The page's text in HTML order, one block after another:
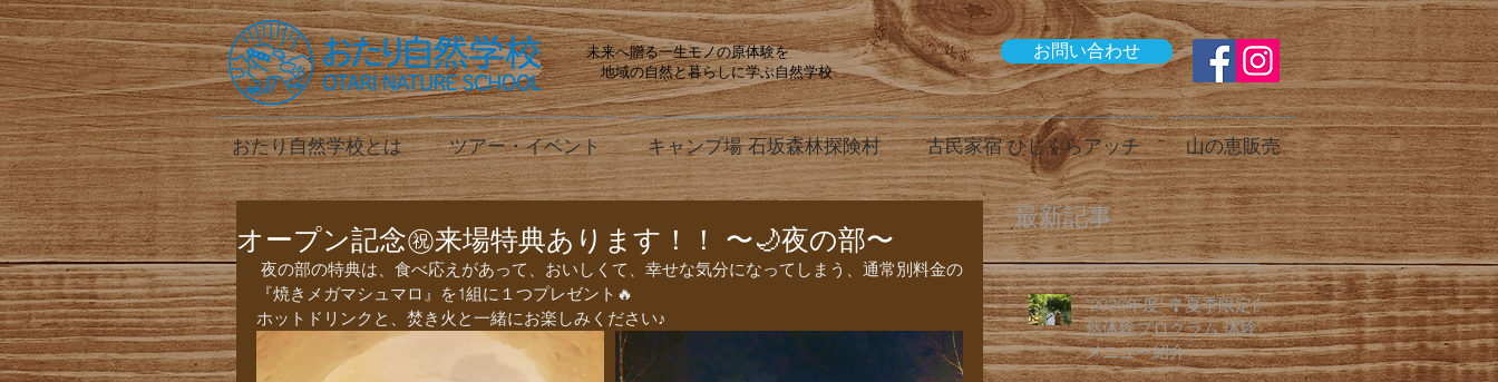
未来へ贈る一生モノの原体験を
地域の自然と暮らしに学ぶ自然学校
お問い合わせ
おたり自然学校とは ツアー・イベント キャンプ場 石坂森林探険村 古民家宿 ひじくらアッチ 山の恵販売
オープン記念㊗️来場特典あります！！ 〜🌙夜の部〜
『焼きメガマシュマロ』を1組に１つプレゼント🔥
ホットドリンクと、焚き火と一緒にお楽しみください♪ ‭
最新記事
"2026年度" 🎐夏季限定自
然体験プログラム 体験
メニュー紹介